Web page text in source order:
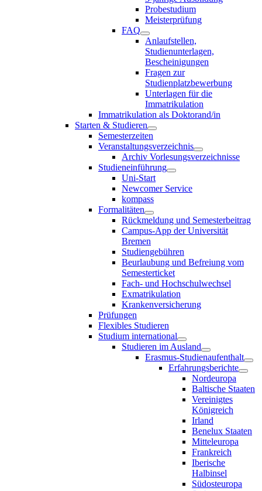
Probestudium
Meisterprüfung
FAQ
Anlaufstellen,
Studienunterlagen,
Bescheinigungen
Fragen zur
Studienplatzbewerbung
Unterlagen für die
Immatrikulation
Immatrikulation als Doktorand/in
Starten & Studieren
Semesterzeiten
Veranstaltungsverzeichnis
Archiv Vorlesungsverzeichnisse
Studieneinführung
Uni-Start
Newcomer Service
kompass
Formalitäten
Rückmeldung und Semesterbeitrag
Campus-App der Universität
Bremen
Studiengebühren
Beurlaubung und Befreiung vom
Semesterticket
Fach- und Hochschulwechsel
Exmatrikulation
Krankenversicherung
Prüfungen
Flexibles Studieren
Studium international
Studieren im Ausland
Erasmus-Studienaufenthalt
Erfahrungsberichte
Nordeuropa
Baltische Staaten
Vereinigtes
Königreich
Irland
Benelux Staaten
Mitteleuropa
Frankreich
Iberische
Halbinsel
Südosteuropa